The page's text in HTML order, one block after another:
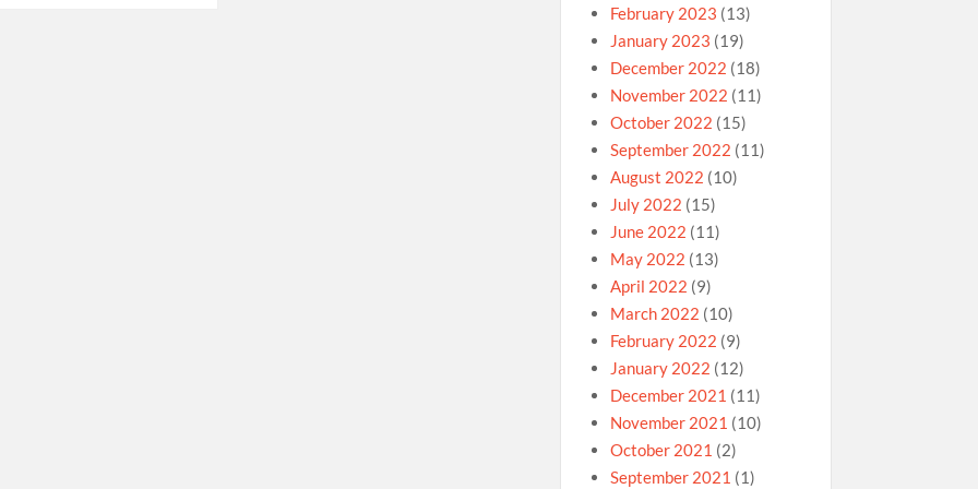
February 2023 (13)
January 2023 (19)
December 2022 (18)
November 2022 (11)
October 2022 (15)
September 2022 (11)
August 2022 (10)
July 2022 (15)
June 2022 (11)
May 2022 (13)
April 2022 (9)
March 2022 (10)
February 2022 (9)
January 2022 (12)
December 2021 (11)
November 2021 (10)
October 2021 (2)
September 2021 (1)